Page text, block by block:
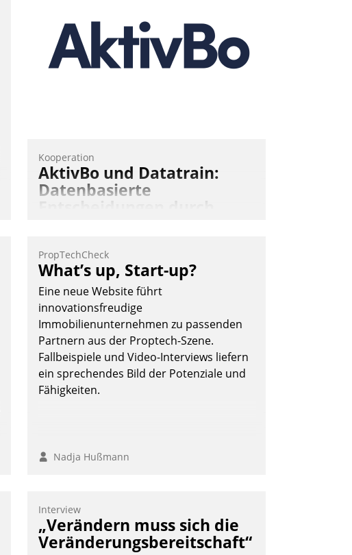
Kooperation
AktivBo und Datatrain:
Datenbasierte
AktivBo und Datatrain kooperieren –
Immobilienunternehmen profitieren: Die
nahtlose Integration der Lösungen von
AktivBo und Datatrain ermöglicht
automatisiert ausgelöste, zielgerichtete
Mieterbefragungen – eine starke
Grundlage für intelligente, datengestützte
Entscheidungen.
PropTechCheck
What’s up, Start-up?
Eine neue Website führt
innovationsfreudige
Immobilienunternehmen zu passenden
Partnern aus der Proptech-Szene.
Fallbeispiele und Video-Interviews liefern
ein sprechendes Bild der Potenziale und
Fähigkeiten.
Nadja Hußmann
Interview
„Verändern muss sich die
Veränderungsbereitschaft“